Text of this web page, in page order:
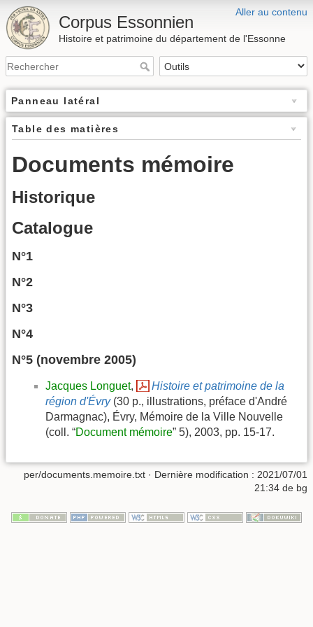
Aller au contenu
Corpus Essonnien
Histoire et patrimoine du département de l'Essonne
Panneau latéral
Table des matières
Documents mémoire
Historique
Catalogue
N°1
N°2
N°3
N°4
N°5 (novembre 2005)
Jacques Longuet,
Histoire et patrimoine de la
région d'Évry(30 p., illustrations, préface d'André
Darmagnac), Évry, Mémoire de la Ville Nouvelle
(coll. “Document mémoire” 5), 2003, pp. 15-17.
per/documents.memoire.txt · Dernière modification : 2021/07/01
21:34 de bg